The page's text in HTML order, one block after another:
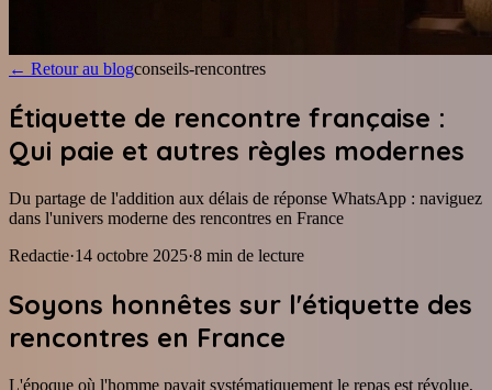
← Retour au blogconseils-rencontres
Étiquette de rencontre française :
Qui paie et autres règles modernes
Du partage de l'addition aux délais de réponse WhatsApp : naviguez
dans l'univers moderne des rencontres en France
Redactie·14 octobre 2025·8 min de lecture
Soyons honnêtes sur l'étiquette des
rencontres en France
L'époque où l'homme payait systématiquement le repas est révolue,